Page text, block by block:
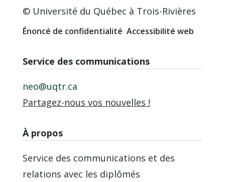
© Université du Québec à Trois-Rivières
Énoncé de confidentialité Accessibilité web
Service des communications
neo@uqtr.ca
Partagez-nous vos nouvelles !
À propos
Service des communications et des
relations avec les diplômés